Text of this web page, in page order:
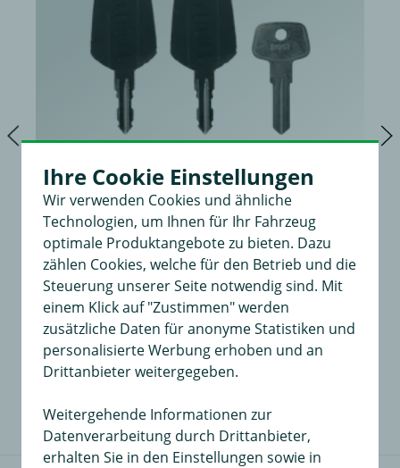
Thule Schloss-Satz 4504
bestehend aus 4 Schließzylindern, optimaler Diebstahlschutz
Ihre Cookie Einstellungen
Wir verwenden Cookies und ähnliche
Technologien, um Ihnen für Ihr Fahrzeug
optimale Produktangebote zu bieten. Dazu
zählen Cookies, welche für den Betrieb und die
Steuerung unserer Seite notwendig sind. Mit
einem Klick auf "Zustimmen" werden
zusätzliche Daten für anonyme Statistiken und
personalisierte Werbung erhoben und an
Drittanbieter weitergegeben.
Weitergehende Informationen zur
Datenverarbeitung durch Drittanbieter,
erhalten Sie in den Einstellungen sowie in